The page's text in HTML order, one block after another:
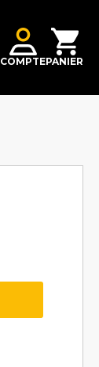
COMPTEPANIER